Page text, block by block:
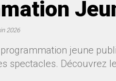
2026
jeune
spectacles. Découvrez